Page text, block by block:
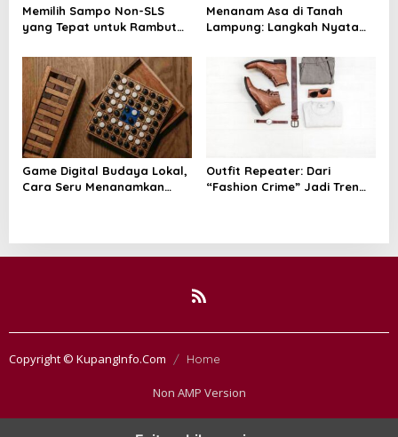
Memilih Sampo Non-SLS
yang Tepat untuk Rambut
Sehat
Menanam Asa di Tanah
Lampung: Langkah Nyata
Wujudkan Kemandirian
Pangan
Game Digital Budaya Lokal,
Cara Seru Menanamkan
Outfit Repeater: Dari
“Fashion Crime” Jadi Tren
Copyright © KupangInfo.Com Home
Non AMP Version